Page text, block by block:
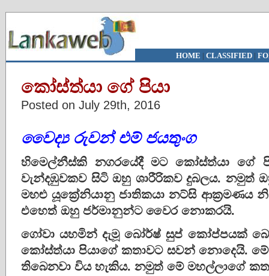
HOME | CLASSIFIED|
කෝස්ත්යා ගේ පියා
Posted on July 29th, 2016
වෛද් රුවන් එම් ජයතුංග
හිමෙල්නීස්කි නගරයේදී මට කෝස්ත්යා ගේ
වැන්දඹුවකව සිටි ඔහු ශාරීරිකව දුබලය. නමුත්
මහළු යූක්‍රේනියානු ජාතිකයා නට්සි ආක්‍රමණය
එහෙත් ඔහු ජර්මානුන්ට වෛර නොකරයි.
ගෝවා යහමින් දැමූ බෝර්ෂ් සුප් කෝප්පයක්
කෝස්ත්යා පියාගේ කතාවට සවන් නොදෙයි. මේ
තිබෙනවා විය හැකිය​. නමුත් මේ මහල්ලාගේ